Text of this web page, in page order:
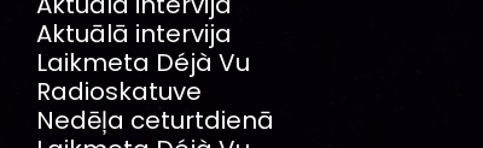
Aktuālā intervija
Laikmeta Déjà Vu
Radioskatuve
Nedēļa ceturtdienā